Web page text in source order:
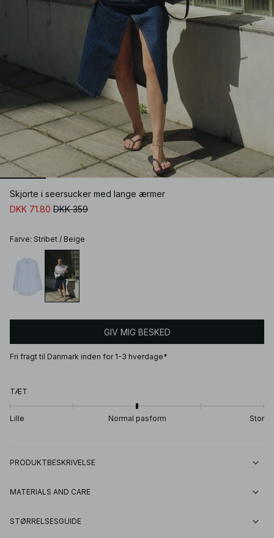
Skjorte i seersucker med lange ærmer
DKK 71.80 DKK 359
Farve: Stribet / Beige
GIV MIG BESKED
Fri fragt til Danmark inden for 1-3 hverdage*
TÆT
Lille Normal pasform Stor
PRODUKTBESKRIVELSE
MATERIALS AND CARE
STØRRELSESGUIDE